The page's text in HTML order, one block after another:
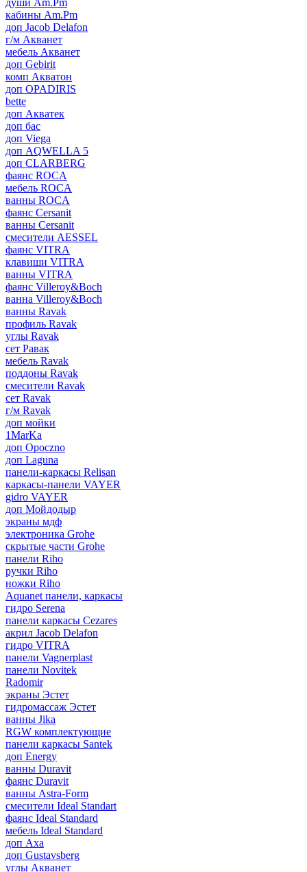
души Am.Pm
кабины Am.Pm
доп Jacob Delafon
г/м Акванет
мебель Акванет
доп Gebirit
комп Акватон
доп OPADIRIS
bette
доп Акватек
доп бас
доп Viega
доп AQWELLA 5
доп CLARBERG
фаянс ROCA
мебель ROCA
ванны ROCA
фаянс Cersanit
ванны Cersanit
смесители AESSEL
фаянс VITRA
клавиши VITRA
ванны VITRA
фаянс Villeroy&Boch
ванна Villeroy&Boch
ванны Ravak
профиль Ravak
углы Ravak
сет Равак
мебель Ravak
поддоны Ravak
смесители Ravak
сет Ravak
г/м Ravak
доп мойки
1MarKa
доп Opoczno
доп Laguna
панели-каркасы Relisan
каркасы-панели VAYER
gidro VAYER
доп Мойдодыр
экраны мдф
электроника Grohe
скрытые части Grohe
панели Riho
ручки Riho
ножки Riho
Aquanet панели, каркасы
гидро Serena
панели каркасы Cezares
акрил Jacob Delafon
гидро VITRA
панели Vagnerplast
панели Novitek
Radomir
экраны Эстет
гидромассаж Эстет
ванны Jika
RGW комплектующие
панели каркасы Santek
доп Energy
ванны Duravit
фаянс Duravit
ванны Astra-Form
смесители Ideal Standart
фаянс Ideal Standard
мебель Ideal Standard
доп Axa
доп Gustavsberg
углы Акванет